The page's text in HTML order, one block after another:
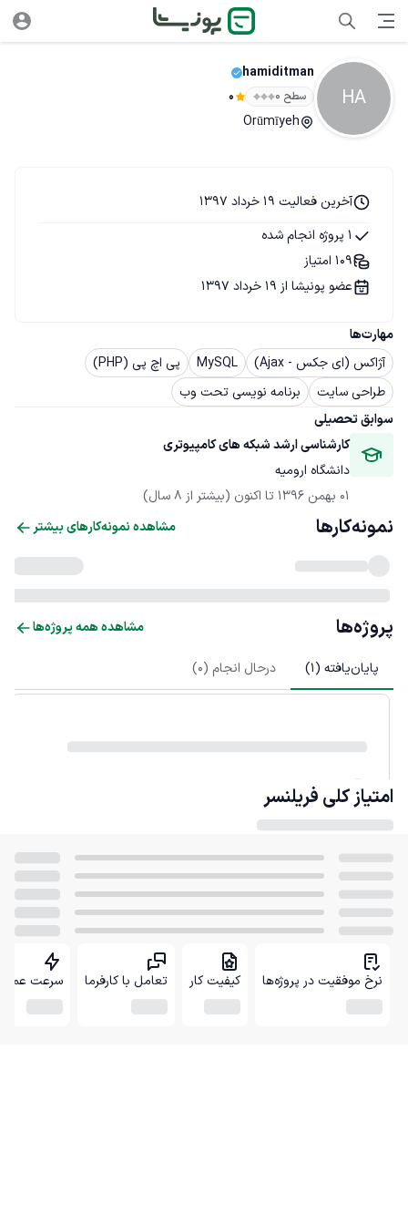
HA
hamiditman
سطح ۰ 0
Orūmīyeh
مهارت‌ها
آژاکس (ای جکس - Ajax)
MySQL
پی اچ پی (PHP)
طراحی سایت
برنامه نویسی تحت وب
سوابق تحصیلی
کارشناسی ارشد شبکه های کامپیوتری
دانشگاه ارومیه
01 بهمن 1396
تا اکنون (بیشتر از 8 سال)
آخرین فعالیت 19 خرداد 1397
1 پروژه انجام شده
109 امتیاز
عضو پونیشا از 19 خرداد 1397
نمونه‌کارها مشاهده نمونه‌کارهای بیشتر
پروژه‌ها مشاهده همه پروژه‌ها
پایان‌یافته (1
) درحال انجام (0
)
امتیاز کلی فریلنسر
نرخ موفقیت در پروژه‌ها کیفیت کار تعامل با کارفرما سرعت عمل